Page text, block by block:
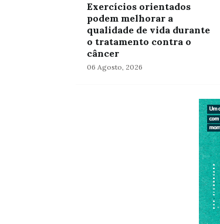
Exercícios orientados
podem melhorar a
qualidade de vida durante
o tratamento contra o
câncer
06 Agosto, 2026